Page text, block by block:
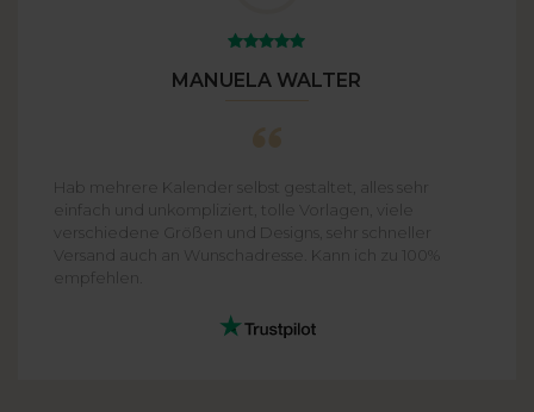
MANUELA WALTER
Hab mehrere Kalender selbst gestaltet, alles sehr
einfach und unkompliziert, tolle Vorlagen, viele
verschiedene Größen und Designs, sehr schneller
Versand auch an Wunschadresse. Kann ich zu 100%
empfehlen.